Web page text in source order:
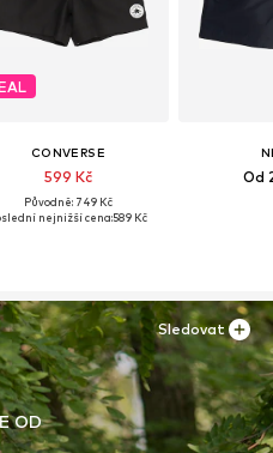
CONVERSE
599 Kč
Původně: 749 Kč
nejnižší cena:589 Kč
Od
OD
Sledovat